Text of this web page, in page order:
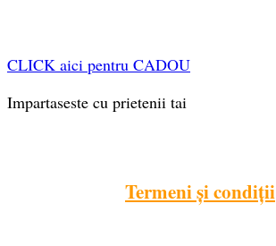
CLICK aici pentru CADOU
Impartaseste cu prietenii tai
Termeni și condiții